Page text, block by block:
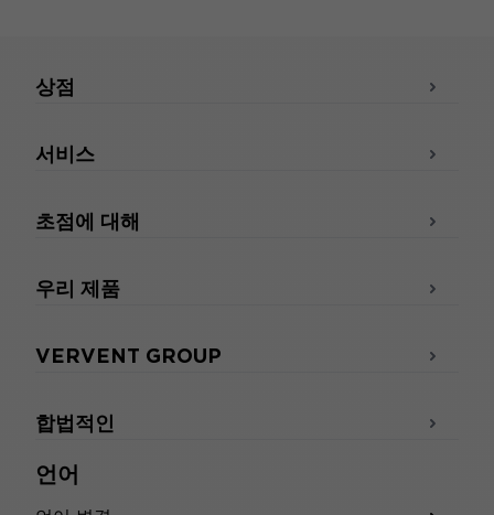
언어
상점
서비스
초점에 대해
우리 제품
VERVENT GROUP
합법적인